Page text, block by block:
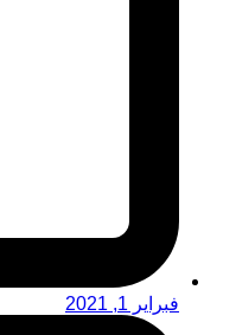
فبراير 1, 2021